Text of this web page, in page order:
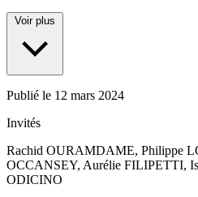
Voir plus
Publié le 12 mars 2024
Invités
Rachid OURAMDAME, Philippe
OCCANSEY, Aurélie FILIPETTI,
ODICINO